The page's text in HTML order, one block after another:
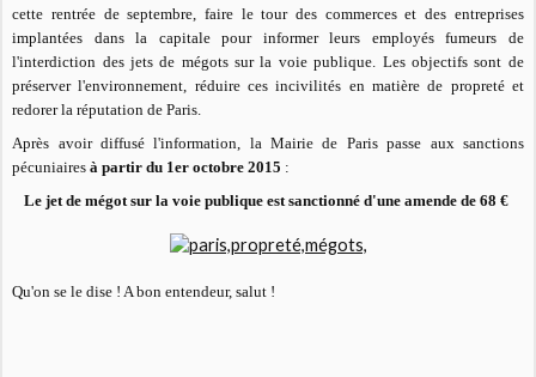
cette rentrée de septembre, faire le tour des commerces et des entreprises
implantées dans la capitale pour informer leurs employés fumeurs de
l'interdiction des jets de mégots sur la voie publique. Les objectifs sont de
préserver l'environnement, réduire ces incivilités en matière de propreté et
redorer la réputation de Paris.
Après avoir diffusé l'information, la Mairie de Paris passe aux sanctions
pécuniairesà partir du 1er octobre 2015 :
Le jet de mégot sur la voie publique est sanctionné d'une amende de 68 €
Qu'on se le dise ! A bon entendeur, salut !